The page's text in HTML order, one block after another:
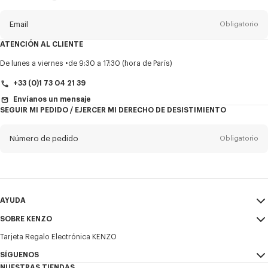
Email Obligatorio
TítuloObligatorio
Deseo recibir comunicaciones sobre los productos, servicios y
eventos de KENZO, que pueden ser personalizados, especialmente en
ATENCIÓN AL CLIENTE
De lunes a viernes de 9:30 a 17:30 (hora de París)
+33 (0)1 73 04 21 39
Envíanos un mensaje
SEGUIR MI PEDIDO / EJERCER MI DERECHO DE DESISTIMIENTO
Número de pedido Obligatorio
AYUDA
Mi Cuenta
Guía de tallas
Preguntas frecuentes
SOBRE KENZO
Condiciones de venta
Aviso Legal y Condiciones de uso
Tarjeta Regalo Electrónica KENZO
SÍGUENOS